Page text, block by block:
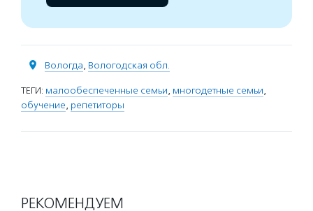
Вологда, Вологодская обл.
ТЕГИ: малообеспеченные семьи, многодетные семьи,
обучение, репетиторы
РЕКОМЕНДУЕМ